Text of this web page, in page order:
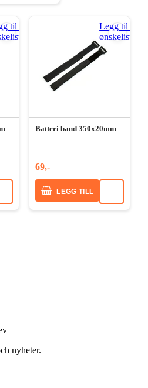
til i
Legg til i
ønskeliste
Batteri band 350x20mm
69,-
LEGG TILL
nyheter.